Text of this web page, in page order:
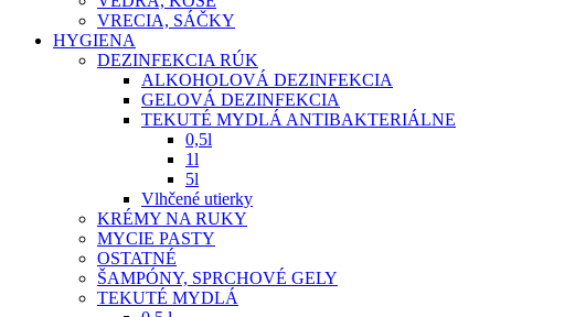
VRECIA, SÁČKY
HYGIENA
DEZINFEKCIA RÚK
ALKOHOLOVÁ DEZINFEKCIA
GELOVÁ DEZINFEKCIA
TEKUTÉ MYDLÁ ANTIBAKTERIÁLNE
0,5l
1l
5l
Vlhčené utierky
KRÉMY NA RUKY
MYCIE PASTY
OSTATNÉ
ŠAMPÓNY, SPRCHOVÉ GELY
TEKUTÉ MYDLÁ